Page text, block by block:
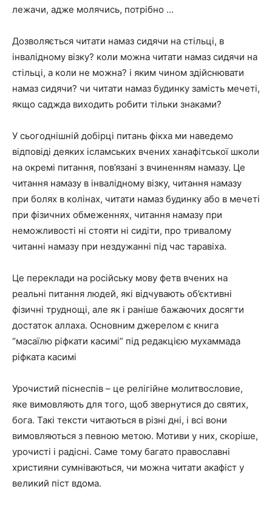
лежачи, адже молячись, потрібно …
Дозволяється читати намаз сидячи на стільці, в
інвалідному візку? коли можна читати намаз сидячи на
стільці, а коли не можна? і яким чином здійснювати
намаз сидячи? чи читати намаз будинку замість мечеті,
якщо саджда виходить робити тільки знаками?
У сьогоднішній добірці питань фікха ми наведемо
відповіді деяких ісламських вчених ханафітської школи
на окремі питання, пов’язані з вчиненням намазу. Це
читання намазу в інвалідному візку, читання намазу
при болях в колінах, читати намаз будинку або в мечеті
при фізичних обмеженнях, читання намазу при
неможливості ні стояти ні сидіти, про тривалому
читанні намазу при нездужанні під час таравіха.
Це переклади на російську мову фетв вчених на
реальні питання людей, які відчувають об’єктивні
фізичні труднощі, але як і раніше бажаючих досягти
достаток аллаха. Основним джерелом є книга
“масаїлю ріфкати касимі” під редакцією мухаммада
ріфката касимі
Урочистий піснеспів – це релігійне молитвословие,
яке вимовляють для того, щоб звернутися до святих,
бога. Такі тексти читаються в різні дні, і всі вони
вимовляються з певною метою. Мотиви у них, скоріше,
урочисті і радісні. Саме тому багато православні
християни сумніваються, чи можна читати акафіст у
великий піст вдома.